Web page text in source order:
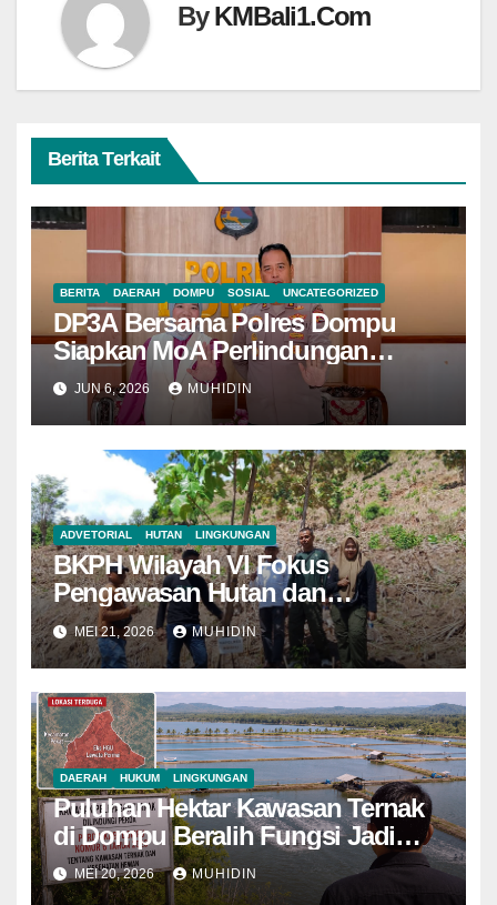
ByKMBali1.Com
Berita Terkait
BERITA DAERAH DOMPU SOSIAL UNCATEGORIZED
DP3A Bersama Polres Dompu
Siapkan MoA Perlindungan
Perempuan dan Anak
JUN 6, 2026 MUHIDIN
ADVETORIAL HUTAN LINGKUNGAN
BKPH Wilayah VI Fokus
Pengawasan Hutan dan
Pemantauan Demplot di KH Riwo
MEI 21, 2026 MUHIDIN
DAERAH HUKUM LINGKUNGAN
Puluhan Hektar Kawasan Ternak
di Dompu Beralih Fungsi Jadi
Tambak Udang
MEI 20, 2026 MUHIDIN